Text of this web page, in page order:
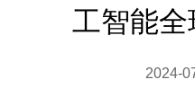
工智能
2024-